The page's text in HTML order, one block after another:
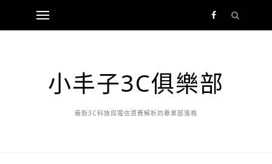
小丰子3C俱樂部
最新3C科技與電信資費解析的專業部落格